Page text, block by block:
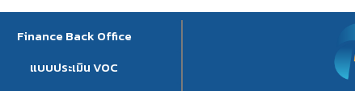
Finance Back Office
แบบประเมิน VOC